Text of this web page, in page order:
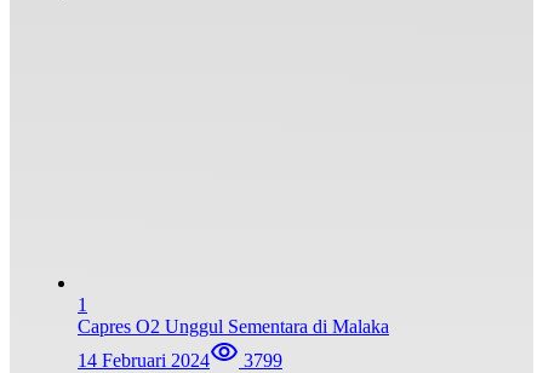
1
Capres O2 Unggul Sementara di Malaka
14 Februari 2024
3799